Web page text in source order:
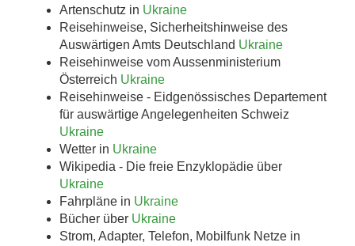
Artenschutz in Ukraine
Reisehinweise, Sicherheitshinweise des
Auswärtigen Amts Deutschland Ukraine
Reisehinweise vom Aussenministerium
Österreich Ukraine
Reisehinweise - Eidgenössisches Departement
für auswärtige Angelegenheiten Schweiz
Ukraine
Wetter in Ukraine
Wikipedia - Die freie Enzyklopädie über
Ukraine
Fahrpläne in Ukraine
Bücher über Ukraine
Strom, Adapter, Telefon, Mobilfunk Netze in